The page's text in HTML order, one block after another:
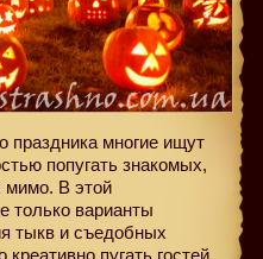
праздника многие ищут
попугать знакомых,
мимо. В этой
только варианты
тыкв и съедобных
пугать гостей,